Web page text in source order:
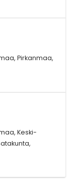
Pirkanmaa,
Keski-